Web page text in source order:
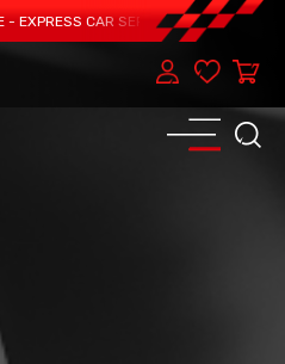
CAR SERVICE, MANUTENÇÃO DO